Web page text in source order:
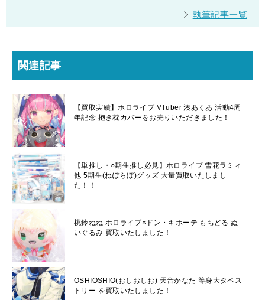
執筆記事一覧
関連記事
【買取実績】ホロライブ VTuber 湊あくあ 活動4周
年記念 抱き枕カバーをお売りいただきました！
【単推し・○期生推し必見】ホロライブ 雪花ラミィ
他 5期生(ねぽらぼ)グッズ 大量買取いたしまし
た！！
桃鈴ねね ホロライブ×ドン・キホーテ もちどる ぬ
いぐるみ 買取いたしました！
OSHIOSHIO(おしおしお) 天音かなた 等身大タペス
トリー を買取いたしました！